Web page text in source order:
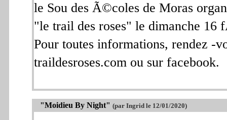
le Sou des Ã©coles de Moras
"le trail des roses" le dimanche 16
Pour toutes informations, rendez -
traildesroses.com ou sur facebook.
"Moidieu By Night" (par Ingrid le 12/01/2020)